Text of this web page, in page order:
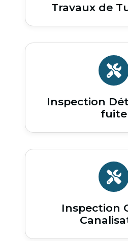
Travaux de
Inspection
fuite
Inspection